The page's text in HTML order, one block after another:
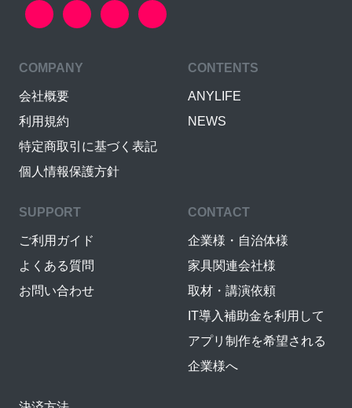
COMPANY
会社概要
利用規約
特定商取引に基づく表記
個人情報保護方針
CONTENTS
ANYLIFE
NEWS
SUPPORT
ご利用ガイド
よくある質問
お問い合わせ
CONTACT
企業様・自治体様
家具関連会社様
取材・講演依頼
IT導入補助金を利用して
アプリ制作を希望される
企業様へ